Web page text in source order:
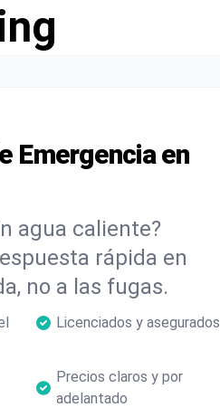
Emergencia en
agua caliente?
rápida en
no a las fugas.
Licenciados y asegurados
Precios claros y por
adelantado